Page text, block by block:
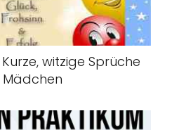
witzige Sprüche